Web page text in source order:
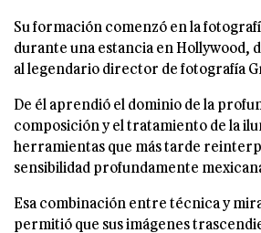
Su formación comenzó en la
durante una estancia en Hollywood,
al legendario director de fotografía
De él aprendió el dominio de la
composición y el tratamiento de la
herramientas que más tarde
sensibilidad profundamente
Esa combinación entre técnica y
permitió que sus imágenes